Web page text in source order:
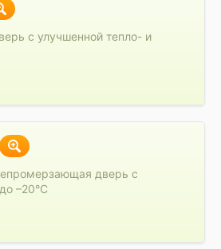
с улучшенной тепло- и
дверь с
–20°C